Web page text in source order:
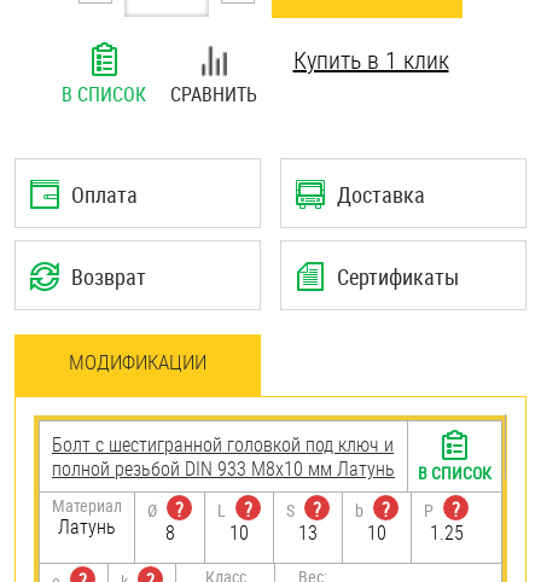
В СПИСОК СРАВНИТЬ
Купить в 1 клик
Оплата Доставка
Возврат Сертификаты
МОДИФИКАЦИИ
Болт с шестигранной головкой под ключ и
полной резьбой DIN 933 М8х10 мм Латунь
Материал
Латунь
Ø
?
8
L
?
10
S
?
13
b
?
10
P
?
1.25
Класс Вес:
В СПИСОК